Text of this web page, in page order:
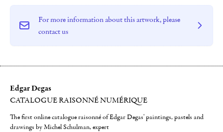
For more information about this artwork, please
contact us
Edgar Degas
CATALOGUE RAISONNÉ NUMÉRIQUE
The first online catalogue raisonné of Edgar Degas' paintings, pastels and
drawings by Michel Schulman, expert